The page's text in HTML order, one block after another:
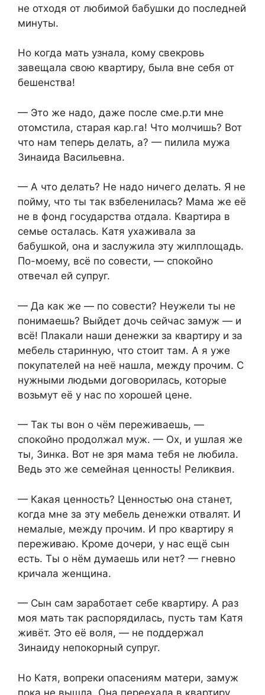
не отходя от любимой бабушки до последней
минуты.
Но когда мать узнала, кому свекровь
завещала свою квартиру, была вне себя от
бешенства!
— Это же надо, даже после сме.р.ти мне
отомстила, старая кар.га! Что молчишь? Вот
что нам теперь делать, а? — пилила мужа
Зинаида Васильевна.
— А что делать? Не надо ничего делать. Я не
пойму, что ты так взбеленилась? Мама же её
не в фонд государства отдала. Квартира в
семье осталась. Катя ухаживала за
бабушкой, она и заслужила эту жилплощадь.
По-моему, всё по совести, — спокойно
отвечал ей супруг.
— Да как же — по совести? Неужели ты не
понимаешь? Выйдет дочь сейчас замуж — и
всё! Плакали наши денежки за квартиру и за
мебель старинную, что стоит там. А я уже
покупателей на неё нашла, между прочим. С
нужными людьми договорилась, которые
возьмут её у нас по хорошей цене.
— Так ты вон о чём переживаешь, —
спокойно продолжал муж. — Ох, и ушлая же
ты, Зинка. Вот не зря мама тебя не любила.
Ведь это же семейная ценность! Реликвия.
— Какая ценность? Ценностью она станет,
когда мне за эту мебель денежки отвалят. И
немалые, между прочим. И про квартиру я
переживаю. Кроме дочери, у нас ещё сын
есть. Ты о нём думаешь или нет? — гневно
кричала женщина.
— Сын сам заработает себе квартиру. А раз
моя мать так распорядилась, пусть там Катя
живёт. Это её воля, — не поддержал
Зинаиду непокорный супруг.
Но Катя, вопреки опасениям матери, замуж
пока не вышла. Она переехала в квартиру